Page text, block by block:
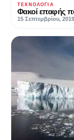
ΤΕΧΝΟΛΟΓΊΑ
Φακοί επαφής
15 Σεπτεμβρίου, 2019